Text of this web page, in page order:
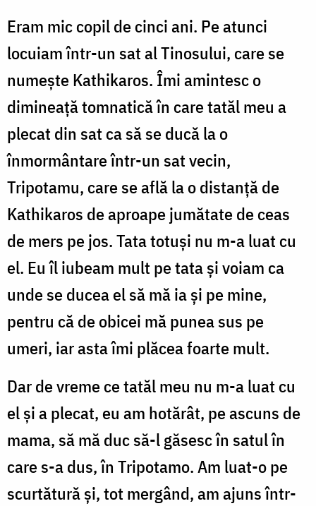
Eram mic copil de cinci ani. Pe atunci
locuiam într-un sat al Tinosului, care se
numește Kathikaros. Îmi amintesc o
dimineață tomnatică în care tatăl meu a
plecat din sat ca să se ducă la o
înmormântare într-un sat vecin,
Tripotamu, care se află la o distanță de
Kathikaros de aproape jumătate de ceas
de mers pe jos. Tata totuși nu m-a luat cu
el. Eu îl iubeam mult pe tata și voiam ca
unde se ducea el să mă ia și pe mine,
pentru că de obicei mă punea sus pe
umeri, iar asta îmi plăcea foarte mult.
Dar de vreme ce tatăl meu nu m-a luat cu
el și a plecat, eu am hotărât, pe ascuns de
mama, să mă duc să-l găsesc în satul în
care s-a dus, în Tripotamo. Am luat-o pe
scurtătură și, tot mergând, am ajuns într-